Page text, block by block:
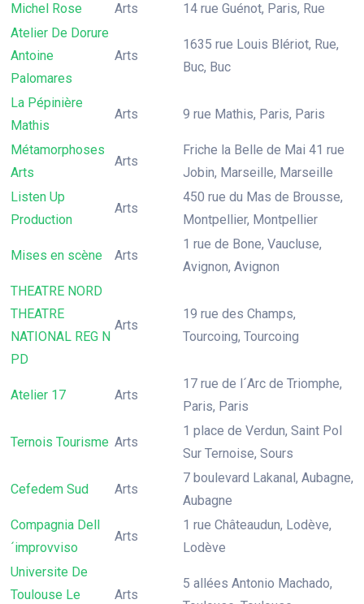
Michel Rose
Arts
14 rue Guénot, Paris, Rue
Atelier De Dorure
Antoine
Palomares
Arts
1635 rue Louis Blériot, Rue,
Buc, Buc
La Pépinière
Mathis
Arts 9 rue Mathis, Paris, Paris
Métamorphoses
Arts
Arts
Friche la Belle de Mai 41 rue
Jobin, Marseille, Marseille
Listen Up
Production
Arts
450 rue du Mas de Brousse,
Montpellier, Montpellier
Mises en scène Arts
1 rue de Bone, Vaucluse,
Avignon, Avignon
THEATRE NORD
THEATRE
NATIONAL REG N
PD
Arts
19 rue des Champs,
Tourcoing, Tourcoing
Atelier 17 Arts
17 rue de l´Arc de Triomphe,
Paris, Paris
Ternois Tourisme Arts
1 place de Verdun, Saint Pol
Sur Ternoise, Sours
Cefedem Sud Arts
7 boulevard Lakanal, Aubagne,
Aubagne
Compagnia Dell
´improvviso
Arts
1 rue Châteaudun, Lodève,
Lodève
Universite De
Toulouse Le
Arts
5 allées Antonio Machado,